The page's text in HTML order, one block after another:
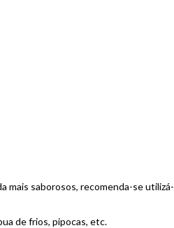
mais saborosos, recomenda-se utilizá-
de frios, pipocas, etc.